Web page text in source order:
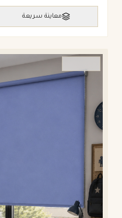
معاينة سريعة